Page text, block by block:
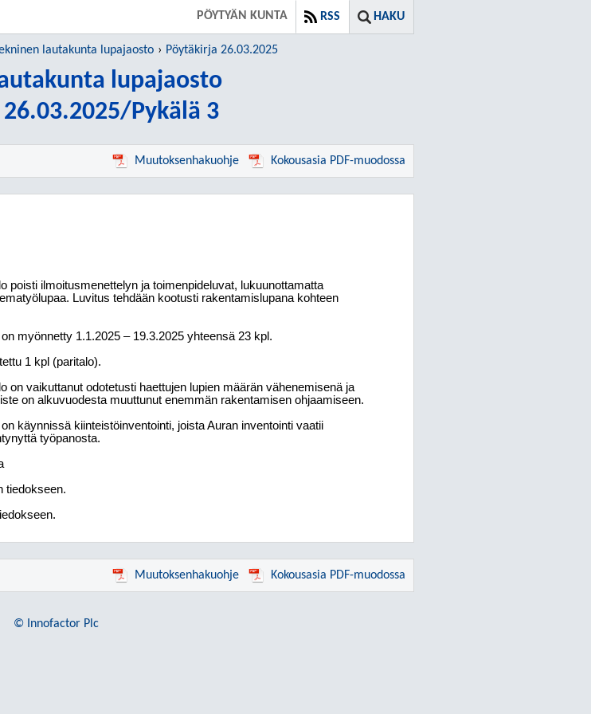
HAKU
RSS
PÖYTYÄN KUNTA
lautakunta lupajaosto Pöytäkirja 26.03.2025
lupajaosto
Pykälä 3
Muutoksenhakuohje Kokousasia PDF-muodossa
poisti ilmoitusmenettelyn ja toimenpideluvat, lukuunottamatta
Luvitus tehdään kootusti rakentamislupana kohteen
myönnetty 1.1.2025 – 19.3.2025 yhteensä 23 kpl.
1 kpl (paritalo).
on vaikuttanut odotetusti haettujen lupien määrän vähenemisenä ja
on alkuvuodesta muuttunut enemmän rakentamisen ohjaamiseen.
käynnissä kiinteistöinventointi, joista Auran inventointi vaatii
työpanosta.
tiedokseen.
Muutoksenhakuohje Kokousasia PDF-muodossa
© Innofactor Plc